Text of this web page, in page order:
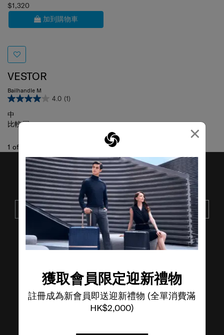
×
獲取會員限定迎新禮物
註冊成為新會員即送迎新禮物 (全單消費滿
HK$2,000)
$1,320
加到購物車
VESTOR
Bailhandle M
4.0 (1)
中
比較
1 of
接收SAMSONITE的最新消息
提交
了解其他品牌